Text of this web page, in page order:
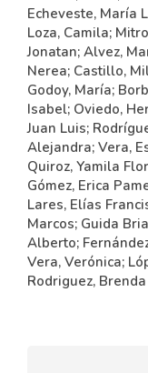
Echeveste, María
Loza, Camila;
Jonatan; Alvez,
Nerea; Castillo,
Godoy, María;
Isabel; Oviedo,
Juan Luis;
Alejandra; Vera,
Quiroz, Yamila
Gómez, Erica
Lares, Elías
Marcos; Guida
Alberto;
Vera, Verónica;
Rodriguez,